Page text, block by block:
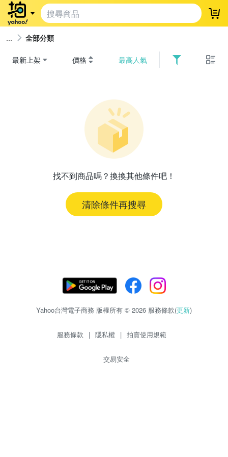
登
全部分類
最新上架 價格 最高人氣
找不到商品嗎？換換其他條件吧！
清除條件再搜尋
Yahoo台灣電子商務 版權所有 © 2026 服務條款(更新)
服務條款 | 隱私權 | 拍賣使用規範
交易安全